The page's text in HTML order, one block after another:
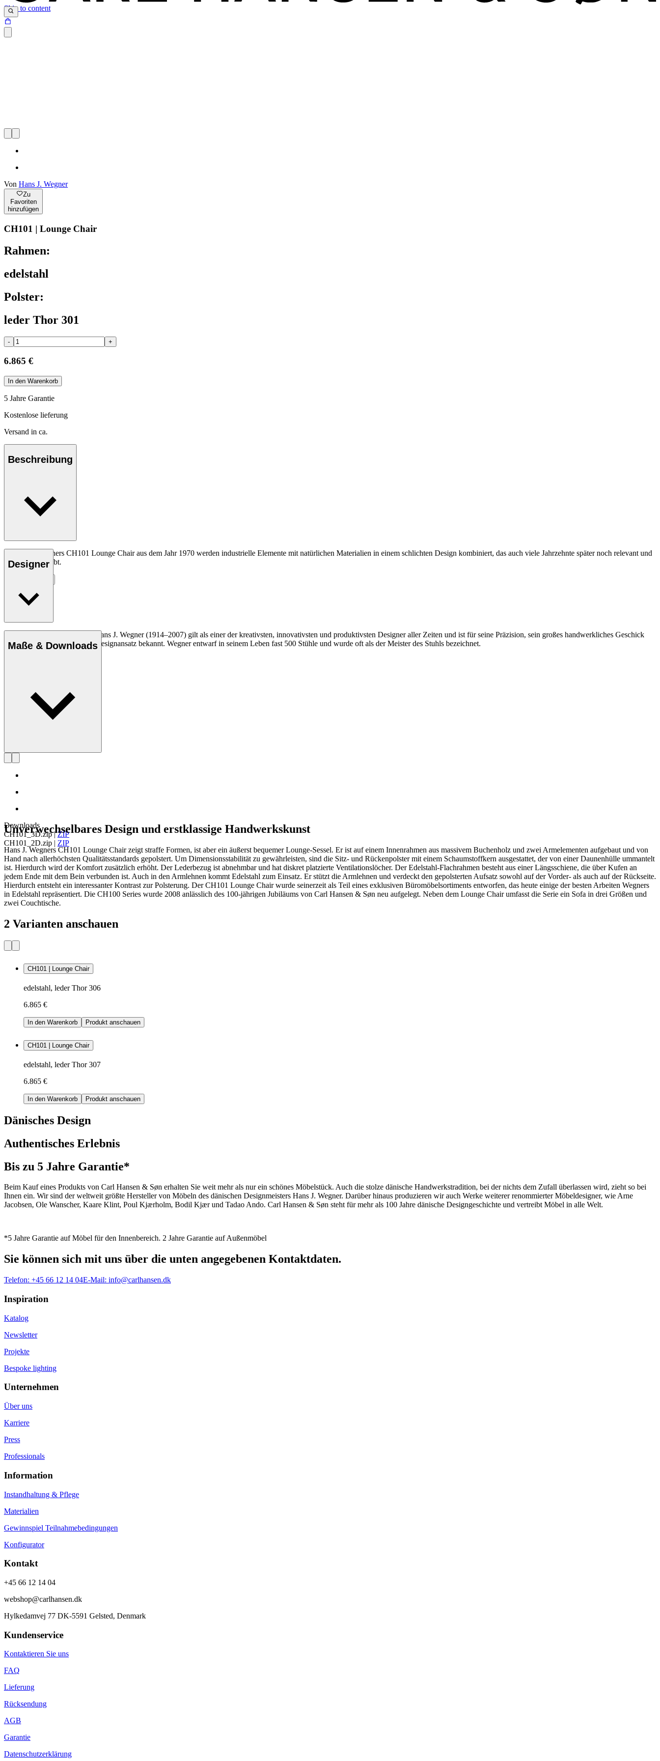
Skip to content
Von Hans J. Wegner
Zu
Favoriten
hinzufügen
CH101 | Lounge Chair
Rahmen:
edelstahl
Polster:
leder Thor 301
- +
6.865 €
In den Warenkorb
5 Jahre Garantie
Kostenlose lieferung
Versand in ca.
Beschreibung
In Hans J. Wegners CH101 Lounge Chair aus dem Jahr 1970 werden industrielle Elemente mit natürlichen Materialien in einem schlichten Design kombiniert, das auch viele Jahrzehnte später noch relevant und
inspirierend bleibt.
Designer
Der dänische Möbeldesigner Hans J. Wegner (1914–2007) gilt als einer der kreativsten, innovativsten und produktivsten Designer aller Zeiten und ist für seine Präzision, sein großes handwerkliches Geschick
und seinen kompromisslosen Designansatz bekannt. Wegner entwarf in seinem Leben fast 500 Stühle und wurde oft als der Meister des Stuhls bezeichnet.
Maße & Downloads
Downloads
CH101_3D.zip|ZIP
CH101_2D.zip | ZIP
Unverwechselbares Design und erstklassige Handwerkskunst
Hans J. Wegners CH101 Lounge Chair zeigt straffe Formen, ist aber ein äußerst bequemer Lounge-Sessel. Er ist auf einem Innenrahmen aus massivem Buchenholz und zwei Armelementen aufgebaut und von
Hand nach allerhöchsten Qualitätsstandards gepolstert. Um Dimensionsstabilität zu gewährleisten, sind die Sitz- und Rückenpolster mit einem Schaumstoffkern ausgestattet, der von einer Daunenhülle ummantelt
ist. Hierdurch wird der Komfort zusätzlich erhöht. Der Lederbezug ist abnehmbar und hat diskret platzierte Ventilationslöcher. Der Edelstahl-Flachrahmen besteht aus einer Längsschiene, die über Kufen an
jedem Ende mit dem Bein verbunden ist. Auch in den Armlehnen kommt Edelstahl zum Einsatz. Er stützt die Armlehnen und verdeckt den gepolsterten Aufsatz sowohl auf der Vorder- als auch auf der Rückseite.
Hierdurch entsteht ein interessanter Kontrast zur Polsterung. Der CH101 Lounge Chair wurde seinerzeit als Teil eines exklusiven Büromöbelsortiments entworfen, das heute einige der besten Arbeiten Wegners
in Edelstahl repräsentiert. Die CH100 Series wurde 2008 anlässlich des 100-jährigen Jubiläums von Carl Hansen & Søn neu aufgelegt. Neben dem Lounge Chair umfasst die Serie ein Sofa in drei Größen und
zwei Couchtische.
2 Varianten anschauen
CH101 | Lounge Chair
edelstahl, leder Thor 306
6.865 €
In den Warenkorb Produkt anschauen
CH101 | Lounge Chair
edelstahl, leder Thor 307
6.865 €
In den Warenkorb Produkt anschauen
Dänisches Design
Authentisches Erlebnis
Bis zu 5 Jahre Garantie*
Beim Kauf eines Produkts von Carl Hansen & Søn erhalten Sie weit mehr als nur ein schönes Möbelstück. Auch die stolze dänische Handwerkstradition, bei der nichts dem Zufall überlassen wird, zieht so bei
Ihnen ein. Wir sind der weltweit größte Hersteller von Möbeln des dänischen Designmeisters Hans J. Wegner. Darüber hinaus produzieren wir auch Werke weiterer renommierter Möbeldesigner, wie Arne
Jacobsen, Ole Wanscher, Kaare Klint, Poul Kjærholm, Bodil Kjær und Tadao Ando. Carl Hansen & Søn steht für mehr als 100 Jahre dänische Designgeschichte und vertreibt Möbel in alle Welt.
*5 Jahre Garantie auf Möbel für den Innenbereich. 2 Jahre Garantie auf Außenmöbel
Sie können sich mit uns über die unten angegebenen Kontaktdaten.
Telefon: +45 66 12 14 04E-Mail: info@carlhansen.dk
Inspiration
Katalog
Newsletter
Projekte
Bespoke lighting
Unternehmen
Über uns
Karriere
Press
Professionals
Information
Instandhaltung & Pflege
Materialien
Gewinnspiel Teilnahmebedingungen
Konfigurator
Kontakt
+45 66 12 14 04
webshop@carlhansen.dk
Hylkedamvej 77 DK-5591 Gelsted, Denmark
Kundenservice
Kontaktieren Sie uns
FAQ
Lieferung
Rücksendung
AGB
Garantie
Datenschutzerklärung